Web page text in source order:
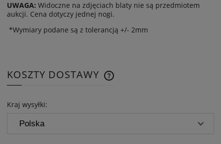
UWAGA: Widoczne na zdjęciach blaty nie są przedmiotem
aukcji. Cena dotyczy jednej nogi.
*Wymiary podane są z tolerancją +/- 2mm
KOSZTY DOSTAWY
Kraj wysyłki: